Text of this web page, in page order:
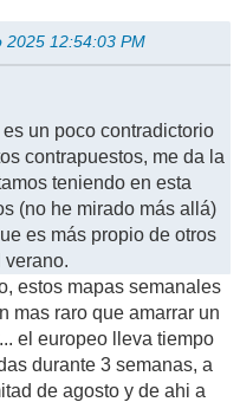
2025 12:54:03 PM
un poco contradictorio
contrapuestos, me da la
teniendo en esta
(no he mirado más allá)
es más propio de otros
verano.
estos mapas semanales
mas raro que amarrar un
el europeo lleva tiempo
durante 3 semanas, a
de agosto y de ahi a